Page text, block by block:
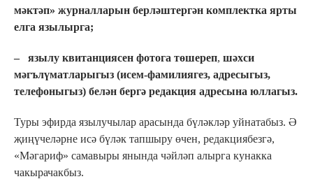
мәктәп» журналларын берләштергән комплектка ярты
елга язылырга;
– язылу квитанциясен фотога төшереп, шәхси
мәгълүматларыгыз (исем-фамилиягез, адресыгыз,
телефоныгыз) белән бергә редакция адресына юллагыз.
Туры эфирда язылучылар арасында бүләкләр уйнатабыз. Ә
җиңүчеләрне исә бүләк тапшыру өчен, редакциябезгә,
«Мәгариф» самавыры янында чәйләп алырга кунакка
чакырачакбыз.